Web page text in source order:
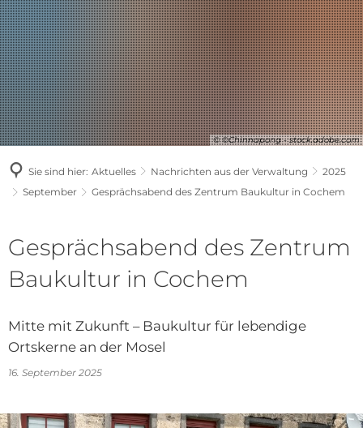
© ©Chinnapong - stock.adobe.com
Sie sind hier: Aktuelles Nachrichten aus der Verwaltung
2025
September
Gesprächsabend des Zentrum Baukultur in Cochem
Gesprächsabend des Zentrum
Baukultur in Cochem
Mitte mit Zukunft – Baukultur für lebendige
Ortskerne an der Mosel
16. September 2025